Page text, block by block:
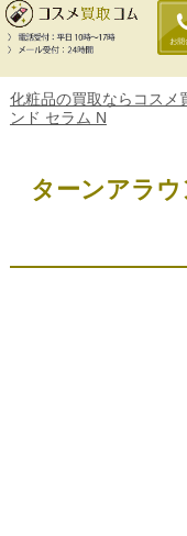
化粧品の買取ならコスメ
ンド セラム N
ターンアラ